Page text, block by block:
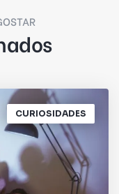
CURIOSIDADES